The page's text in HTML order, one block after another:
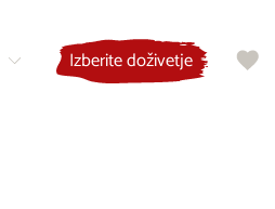
Izberite doživetje